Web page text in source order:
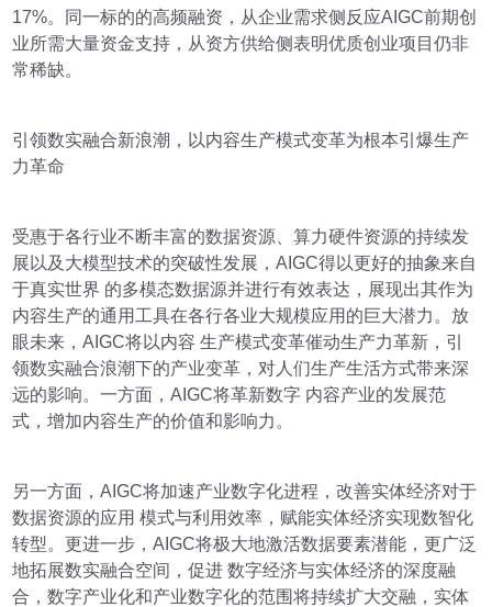
17%。同一标的的高频融资，从企业需求侧反应AIGC前期创
业所需大量资金支持，从资方供给侧表明优质创业项目仍非
常稀缺。
引领数实融合新浪潮，以内容生产模式变革为根本引爆生产
力革命
受惠于各行业不断丰富的数据资源、算力硬件资源的持续发
展以及大模型技术的突破性发展，AIGC得以更好的抽象来自
于真实世界 的多模态数据源并进行有效表达，展现出其作为
内容生产的通用工具在各行各业大规模应用的巨大潜力。放
眼未来，AIGC将以内容 生产模式变革催动生产力革新，引
领数实融合浪潮下的产业变革，对人们生产生活方式带来深
远的影响。一方面，AIGC将革新数字 内容产业的发展范
式，增加内容生产的价值和影响力。
另一方面，AIGC将加速产业数字化进程，改善实体经济对于
数据资源的应用 模式与利用效率，赋能实体经济实现数智化
转型。更进一步，AIGC将极大地激活数据要素潜能，更广泛
地拓展数实融合空间，促进 数字经济与实体经济的深度融
合，数字产业化和产业数字化的范围将持续扩大交融，实体